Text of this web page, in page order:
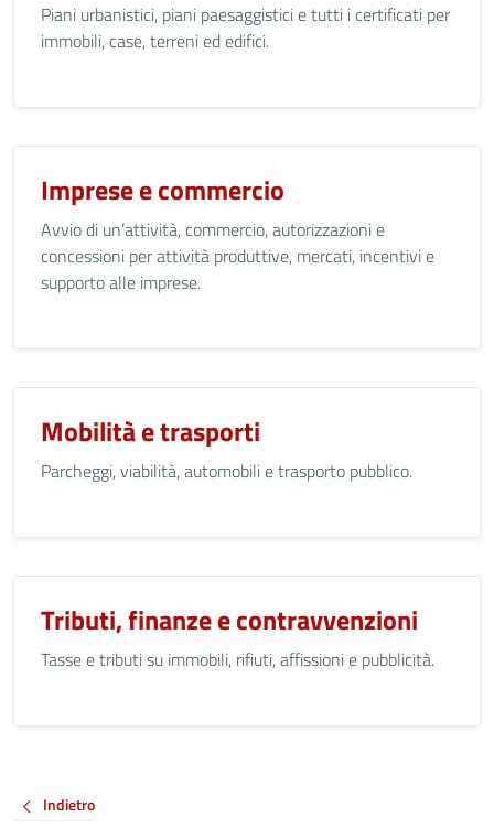
Piani urbanistici, piani paesaggistici e tutti i certificati per
immobili, case, terreni ed edifici.
Imprese e commercio
Avvio di un’attività, commercio, autorizzazioni e
concessioni per attività produttive, mercati, incentivi e
supporto alle imprese.
Mobilità e trasporti
Parcheggi, viabilità, automobili e trasporto pubblico.
Tributi, finanze e contravvenzioni
Tasse e tributi su immobili, rifiuti, affissioni e pubblicità.
Indietro